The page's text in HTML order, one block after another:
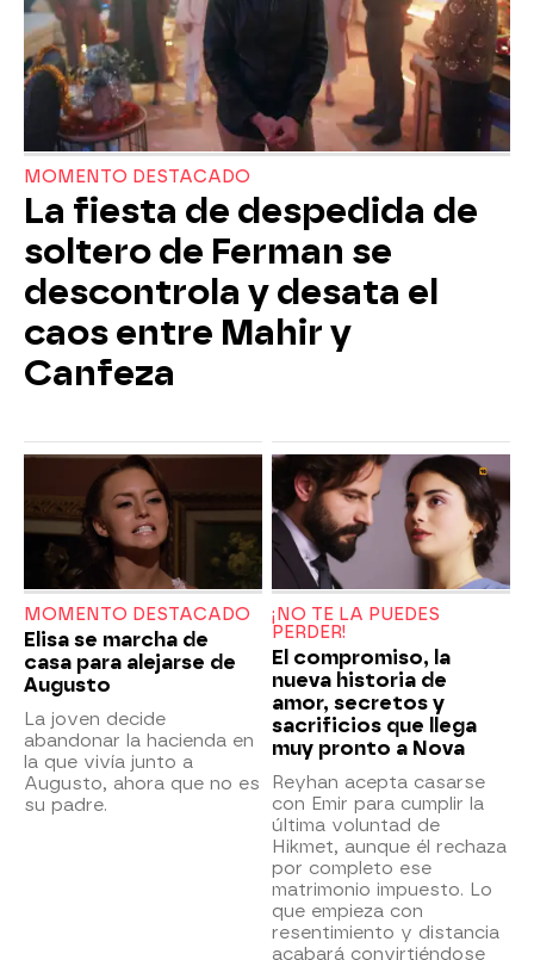
MOMENTO DESTACADO
La fiesta de despedida de
soltero de Ferman se
descontrola y desata el
caos entre Mahir y
Canfeza
MOMENTO DESTACADO
Elisa se marcha de
casa para alejarse de
Augusto
La joven decide
abandonar la hacienda en
la que vivía junto a
Augusto, ahora que no es
su padre.
¡NO TE LA PUEDES
PERDER!
El compromiso, la
nueva historia de
amor, secretos y
sacrificios que llega
muy pronto a Nova
Reyhan acepta casarse
con Emir para cumplir la
última voluntad de
Hikmet, aunque él rechaza
por completo ese
matrimonio impuesto. Lo
que empieza con
resentimiento y distancia
acabará convirtiéndose